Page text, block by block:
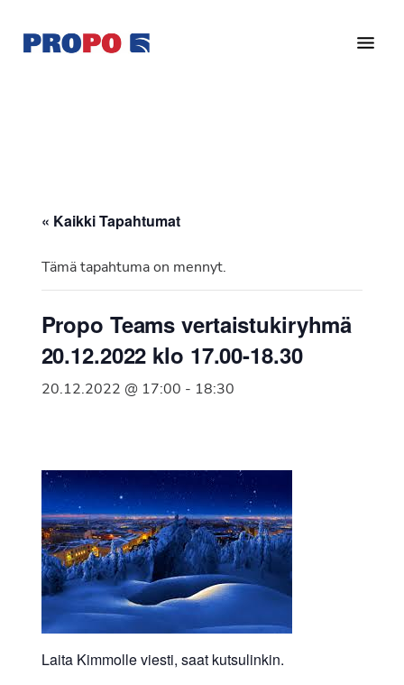
pääsisältöön
alatunnisteeseen
Ry
vuonna
Suomen
jäsenjärjestö.
« Kaikki Tapahtumat
Tämä tapahtuma on mennyt.
Propo Teams vertaistukiryhmä
20.12.2022 klo 17.00-18.30
20.12.2022 @ 17:00 - 18:30
Laita Kimmolle viesti, saat kutsulinkin.